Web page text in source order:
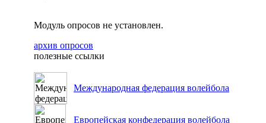
Модуль опросов не установлен.
архив опросов
полезные ссылки
Международная федерация волейбола
Европейская конфедерация волейбола